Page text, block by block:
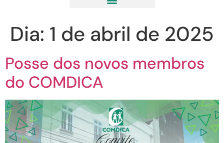
Dia: 1 de abril de 2025
Posse dos novos membros
do COMDICA